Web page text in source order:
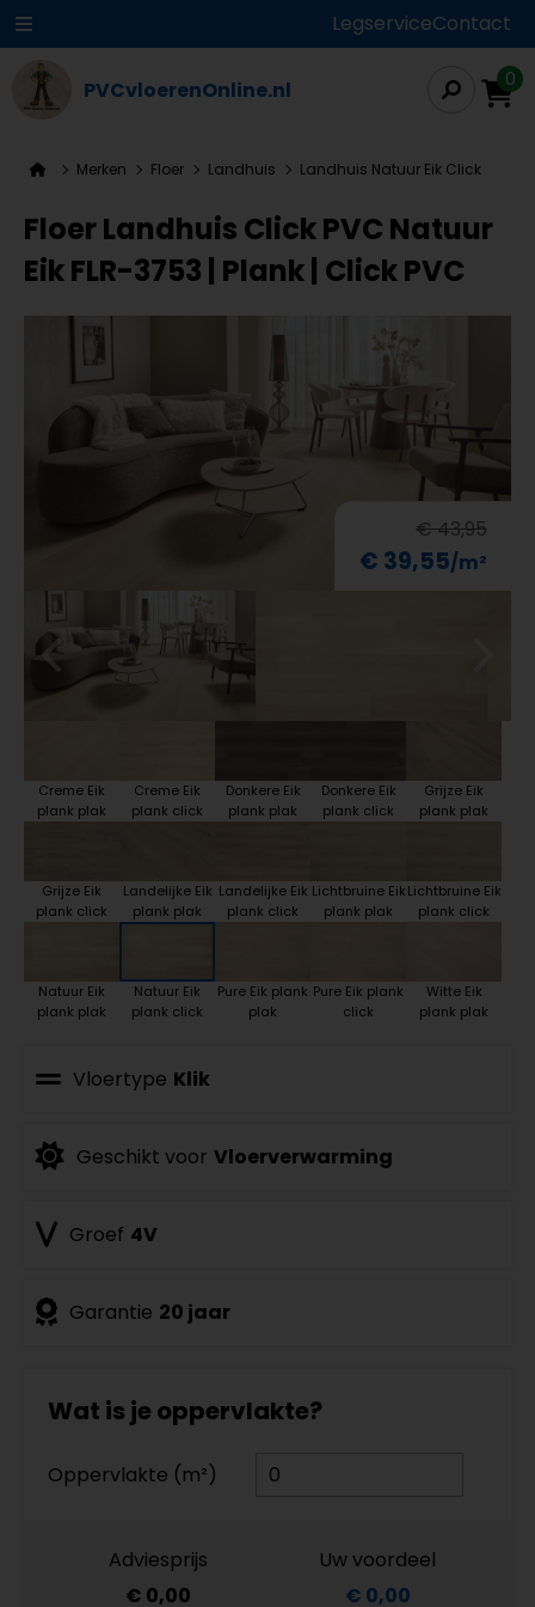
LegserviceContact
PVCvloerenOnline.nl 0
Merken Floer Landhuis Landhuis Natuur Eik Click
Floer Landhuis Click PVC Natuur
Eik FLR-3753 | Plank | Click PVC
€ 43,95
€ 39,55
Creme Eik
plank plak
Creme Eik
plank click
Donkere Eik
plank plak
Donkere Eik
plank click
Grijze Eik
plank plak
Grijze Eik
plank click
Landelijke Eik
plank plak
Landelijke Eik
plank click
Lichtbruine Eik
plank plak
Lichtbruine Eik
plank click
Natuur Eik
plank plak
Natuur Eik
plank click
Pure Eik plank
plak
Pure Eik plank
click
Witte Eik
plank plak
Vloertype Klik
Geschikt voor Vloerverwarming
Groef 4V
Garantie 20 jaar
Wat is je oppervlakte?
Oppervlakte (m²)
Adviesprijs
€ 0,00
Uw voordeel
€ 0,00